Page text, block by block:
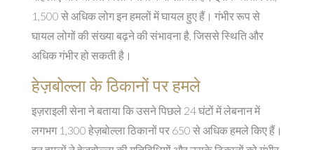
1,500 से अधिक लोग इन हमलों में घायल हुए हैं। गंभीर रूप से
घायल लोगों की संख्या बढ़ने की संभावना है, जिससे स्थिति और
अधिक गंभीर हो सकती है।
हेज़बोल्ला के ठिकानों पर हमले
इज़राइली सेना ने बताया कि उसने पिछले 24 घंटों में लेबनान में
लगभग 1,300 हेज़बोल्ला ठिकानों पर 650 से अधिक हमले किए हैं।